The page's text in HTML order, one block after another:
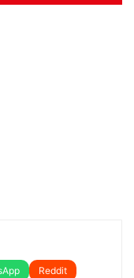
Reddit